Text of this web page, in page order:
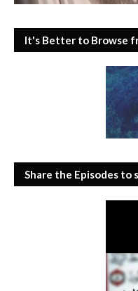
It's Better to Browse
Share the Episodes to